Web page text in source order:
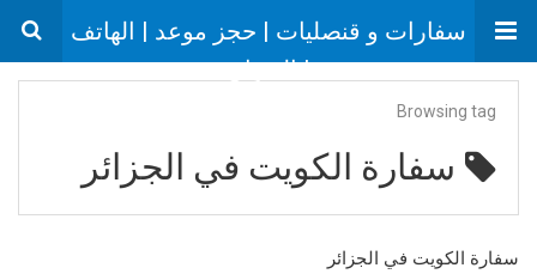
سفارات و قنصليات | حجز موعد | الهاتف
| العنوان
Browsing tag
سفارة الكويت في الجزائر
سفارة الكويت في الجزائر